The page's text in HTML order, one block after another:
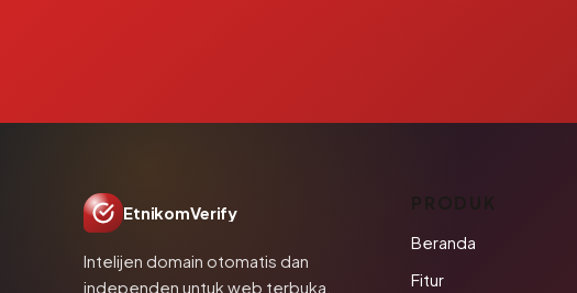
EtnikomVerify
Intelijen domain otomatis dan
independen untuk web terbuka.
PRODUK
Beranda
Fitur